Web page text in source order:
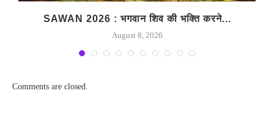
SAWAN 2026 : भगवान शिव की भक्ति करने...
August 8, 2026
Comments are closed.